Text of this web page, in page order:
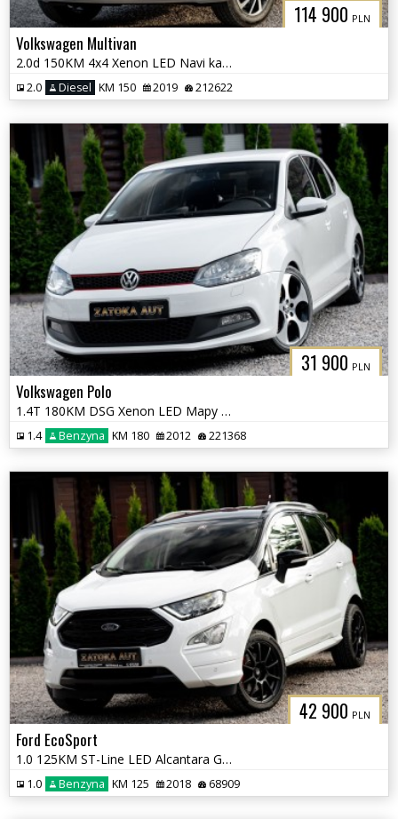
114 900 PLN
Volkswagen Multivan
2.0d 150KM 4x4 Xenon LED Navi kamera Grzane Fot. Front Ass. 7 osob
2.0 Diesel KM 150 2019 212622
31 900 PLN
Volkswagen Polo
1.4T 180KM DSG Xenon LED Mapy Navi Tempomat Grz. Fotele
1.4 Benzyna KM 180 2012 221368
42 900 PLN
Ford EcoSport
1.0 125KM ST-Line LED Alcantara Grz. Fot Kier Navi Kamera Tempomat
1.0 Benzyna KM 125 2018 68909